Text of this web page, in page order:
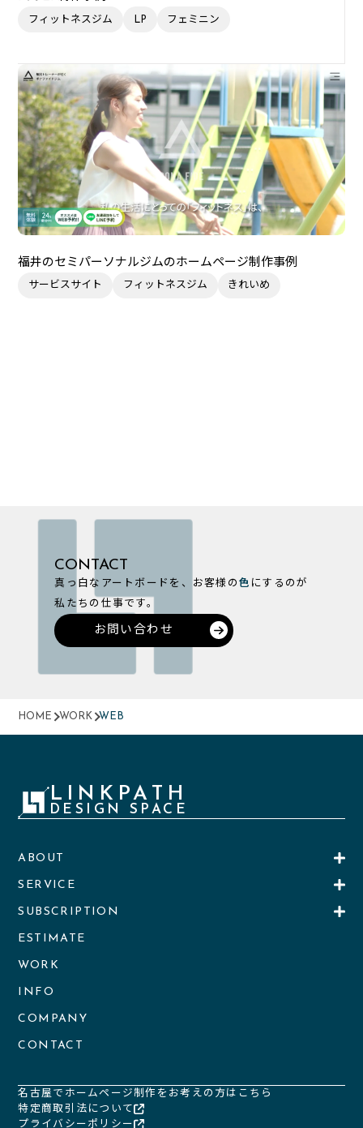
フィットネスジム LP フェミニン
福井のセミパーソナルジムのホームページ制作事例
サービスサイト フィットネスジム きれいめ
CONTACT
真っ白なアートボードを、お客様の 色 にするのが
私たちの仕事です。
お問い合わせ
HOME WORK WEB
LINKPATH
DESIGN SPACE
ABOUT
SERVICE
SUBSCRIPTION
ESTIMATE
WORK
INFO
COMPANY
CONTACT
名古屋でホームページ制作をお考えの方はこちら
特定商取引法について
プライバシーポリシー